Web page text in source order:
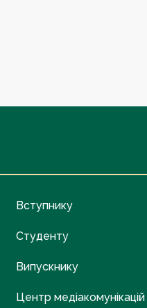
Вступнику
Студенту
Випускнику
Центр медіакомунікацій